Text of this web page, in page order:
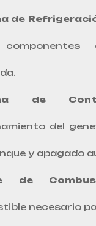
de
de
del
y apagado
de
necesario